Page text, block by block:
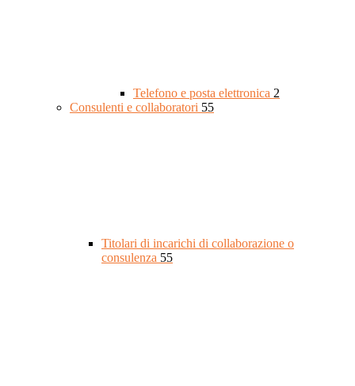
Telefono e posta elettronica 2
Consulenti e collaboratori 55
Titolari di incarichi di collaborazione o
consulenza 55